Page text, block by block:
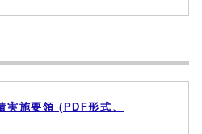
実施要領 (PDF形式、